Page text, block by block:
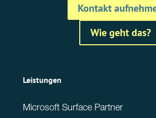
Kontakt
Wie geht das?
Leistungen
Microsoft Surface Partner